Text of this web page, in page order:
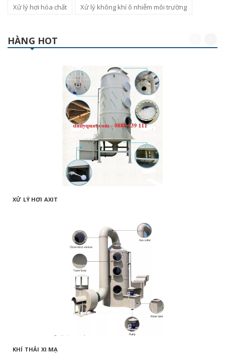
Xử lý hơi hóa chất Xử lý không khí ô nhiễm môi trường
HÀNG HOT
XỬ LÝ HƠI AXIT
KHÍ THẢI XI MẠ